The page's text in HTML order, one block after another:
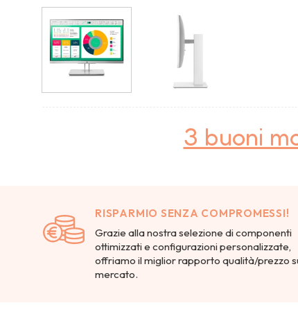
3 buoni
RISPARMIO SENZA COMPROMESSI!
Grazie alla nostra selezione di componenti
ottimizzati e configurazioni personalizzate,
offriamo il miglior rapporto qualità/prezzo
mercato.